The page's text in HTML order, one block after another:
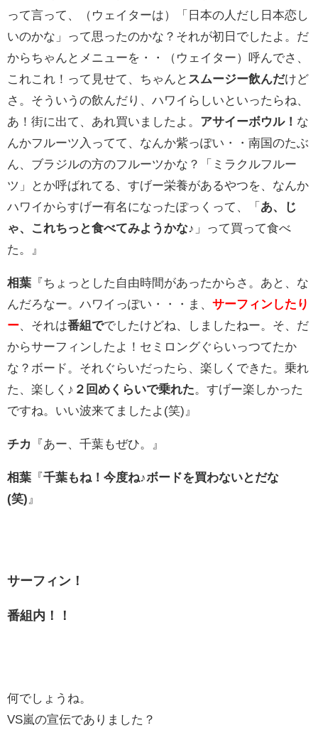
って言って、（ウェイターは）「日本の人だし日本恋し
いのかな」って思ったのかな？それが初日でしたよ。だ
からちゃんとメニューを・・（ウェイター）呼んでさ、
これこれ！って見せて、ちゃんと スムージー飲んだけど
さ。そういうの飲んだり、ハワイらしいといったらね、
あ！街に出て、あれ買いましたよ。 アサイーボウル！ な
んかフルーツ入ってて、なんか紫っぽい・・南国のたぶ
ん、ブラジルの方のフルーツかな？「ミラクルフルー
ツ」とか呼ばれてる、すげー栄養があるやつを、なんか
ハワイからすげー有名になったぽっくって、「 あ、じ
ゃ、これちっと食べてみようかな♪ 」って買って食べ
た。』
相葉 『ちょっとした自由時間があったからさ。あと、な
んだろなー。ハワイっぽい・・・ま、 サーフィンしたり
ー 、それは番組ででしたけどね、しましたねー。そ、だ
からサーフィンしたよ！セミロングぐらいっつてたか
な？ボード。それぐらいだったら、楽しくできた。乗れ
た、楽しく♪ ２回めくらいで乗れた 。すげー楽しかった
ですね。いい波来てましたよ(笑)』
チカ 『あー、千葉もぜひ。』
相葉 『千葉もね！今度ね♪ボードを買わないとだな
(笑) 』
サーフィン！
番組内！！
何でしょうね。
VS嵐の宣伝でありました？